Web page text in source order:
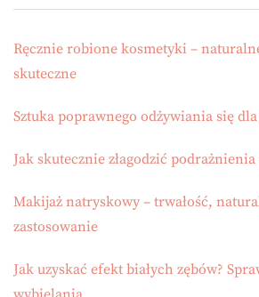
Ręcznie robione kosmetyki –
skuteczne
Sztuka poprawnego odżywiania się
Jak skutecznie złagodzić
Makijaż natryskowy – trwałość,
zastosowanie
Jak uzyskać efekt białych zębów?